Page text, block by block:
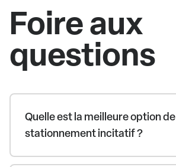
Foire aux
questions
Quelle est la meilleure option de
stationnement incitatif ?